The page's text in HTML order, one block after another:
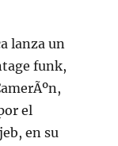
lanza un
funk,
el
en su